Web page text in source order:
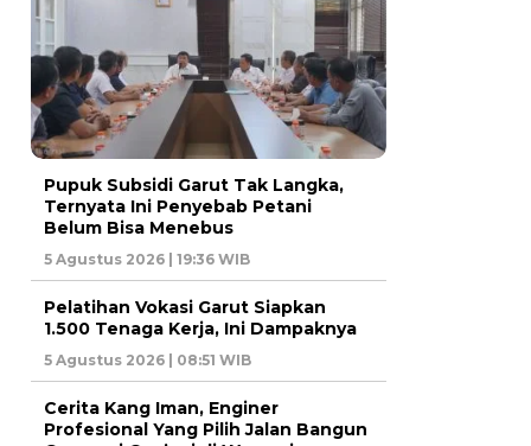
Pupuk Subsidi Garut Tak Langka,
Ternyata Ini Penyebab Petani
Belum Bisa Menebus
5 Agustus 2026 | 19:36 WIB
Pelatihan Vokasi Garut Siapkan
1.500 Tenaga Kerja, Ini Dampaknya
5 Agustus 2026 | 08:51 WIB
Cerita Kang Iman, Enginer
Profesional Yang Pilih Jalan Bangun